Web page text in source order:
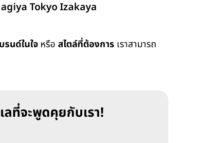
Tokyo Izakaya
รนด์ในใจ หรือ สไตล์ที่ต้องการ เราสามารถ
ลที่จะพูดคุยกับเรา!